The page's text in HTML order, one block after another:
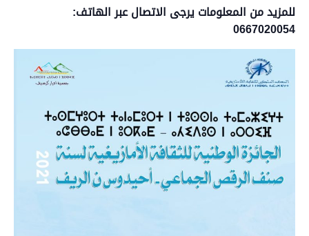
للمزيد من المعلومات يرجى الاتصال عبر الهاتف:
0667020054